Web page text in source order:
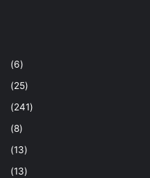
(6)
(25)
(241)
(8)
(13)
(13)